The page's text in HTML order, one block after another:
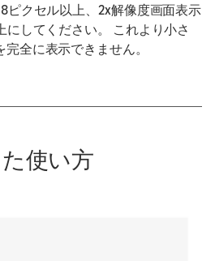
ピクセル以上、2x解像度画面表示
してください。 これより小さ
全に表示できません。
使い方